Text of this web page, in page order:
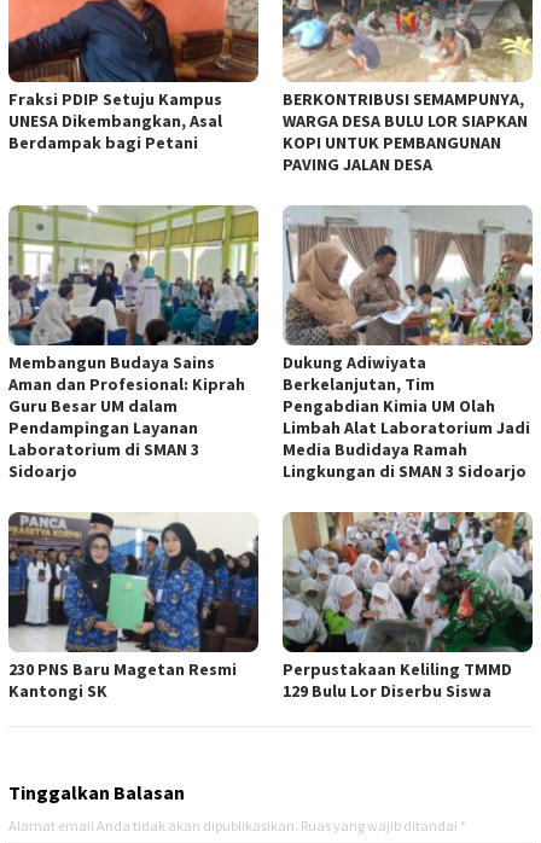
Fraksi PDIP Setuju Kampus
UNESA Dikembangkan, Asal
Berdampak bagi Petani
BERKONTRIBUSI SEMAMPUNYA,
WARGA DESA BULU LOR SIAPKAN
KOPI UNTUK PEMBANGUNAN
PAVING JALAN DESA
Membangun Budaya Sains
Aman dan Profesional: Kiprah
Guru Besar UM dalam
Pendampingan Layanan
Laboratorium di SMAN 3
Sidoarjo
Dukung Adiwiyata
Berkelanjutan, Tim
Pengabdian Kimia UM Olah
Limbah Alat Laboratorium Jadi
Media Budidaya Ramah
Lingkungan di SMAN 3 Sidoarjo
230 PNS Baru Magetan Resmi
Kantongi SK
Perpustakaan Keliling TMMD
129 Bulu Lor Diserbu Siswa
Tinggalkan Balasan
Alamat email Anda tidak akan dipublikasikan. Ruas yang wajib ditandai *